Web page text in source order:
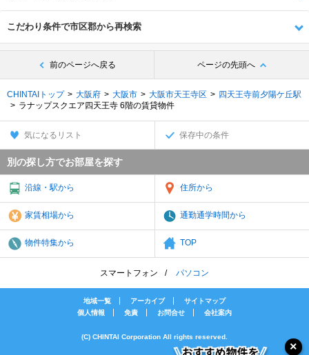
こだわり条件で市区郡から再検索
前のページへ戻る ページの先頭へ
CHINTAIトップ 大阪府 大阪市 大阪市天王寺区
四天王寺前夕陽ケ丘駅
ラナップスクエア四天王寺 6階の賃貸物件
気になるリスト 保存中の条件
別の探し方でお部屋を探す
沿線・駅から 住所から
家賃相場から 通勤通学時間から
物件特集から TOP
スマートフォン パソコン
地域一覧 アーカイブ
サイトマップ
個人情報
免責 お問合せ 会社案内
(C) CHINTAI Corporation All rights reserved.